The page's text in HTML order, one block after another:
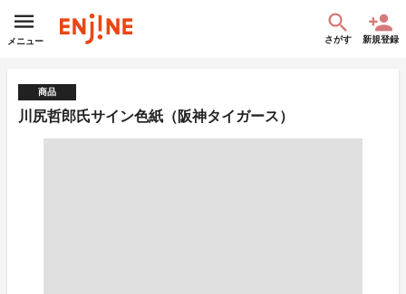
メニュー さがす 新規登録
商品
川尻哲郎氏サイン色紙（阪神タイガース）